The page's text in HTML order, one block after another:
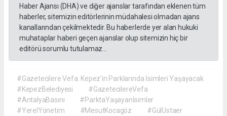
Haber Ajansı (DHA) ve diğer ajanslar tarafından eklenen tüm
haberler, sitemizin editörlerinin müdahalesi olmadan ajans
kanallarından çekilmektedir. Bu haberlerde yer alan hukuki
muhataplar haberi geçen ajanslar olup sitemizin hiç bir
editörü sorumlu tutulamaz...
#Gazetecilere Vefa: Kepez’in Parklarında İsimleri Yaşayacak
#KepezBelediyesi
#GazetecilereVefa
#AntalyaBasını
#ParktaYaşayanİsimler
#YerelYönetim
#MesutKocagöz
#GülUstaer